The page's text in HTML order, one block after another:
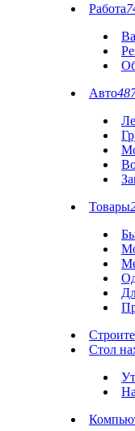
Работа
Авто
Товары
Стол